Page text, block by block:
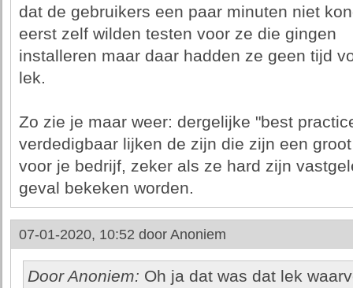
dat de gebruikers een paar minuten niet
eerst zelf wilden testen voor ze die gingen
installeren maar daar hadden ze geen tijd
lek.
Zo zie je maar weer: dergelijke "best
verdedigbaar lijken de zijn die zijn een
voor je bedrijf, zeker als ze hard zijn
geval bekeken worden.
07-01-2020, 10:52 door Anoniem
Door Anoniem: Oh ja dat was dat lek